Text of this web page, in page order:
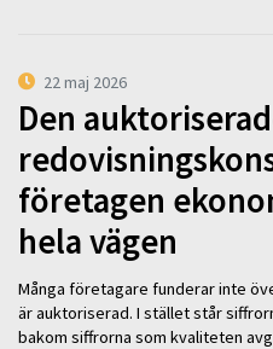
22 maj 2026
Den
företagen
hela vägen
Många företagare funderar inte
är auktoriserad. I stället står
bakom siffrorna som kvaliteten